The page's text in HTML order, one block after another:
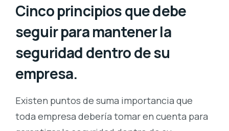
Cinco principios que debe
seguir para mantener la
seguridad dentro de su
empresa.
Existen puntos de suma importancia que
toda empresa debería tomar en cuenta para